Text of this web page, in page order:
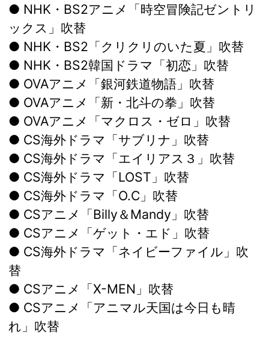
● NHK・BS2アニメ「時空冒険記ゼントリ
ックス」吹替
● NHK・BS2「クリクリのいた夏」吹替
● NHK・BS2韓国ドラマ「初恋」吹替
● OVAアニメ「銀河鉄道物語」吹替
● OVAアニメ「新・北斗の拳」吹替
● OVAアニメ「マクロス・ゼロ」吹替
● CS海外ドラマ「サブリナ」吹替
● CS海外ドラマ「エイリアス３」吹替
● CS海外ドラマ「LOST」吹替
● CS海外ドラマ「O.C」吹替
● CSアニメ「Billy＆Mandy」吹替
● CSアニメ「ゲット・エド」吹替
● CS海外ドラマ「ネイビーファイル」吹
替
● CSアニメ「X-MEN」吹替
● CSアニメ「アニマル天国は今日も晴
れ」吹替